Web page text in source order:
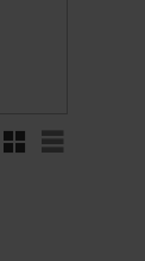
Rutnätsvy
Listvy